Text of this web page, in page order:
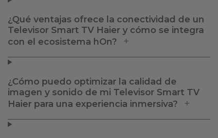
¿Qué ventajas ofrece la conectividad de un
Televisor Smart TV Haier y cómo se integra
con el ecosistema hOn?
¿Cómo puedo optimizar la calidad de
imagen y sonido de mi Televisor Smart TV
Haier para una experiencia inmersiva?